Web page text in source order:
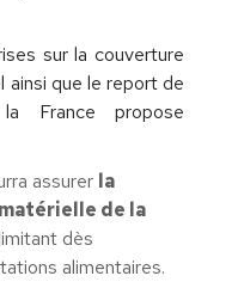
sur la couverture
ainsi que le report de
France propose
assurer la
de la
dès
alimentaires.